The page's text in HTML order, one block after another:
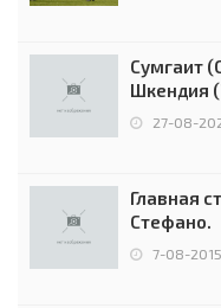
Сумгаит
Шкендия
0:2 (0:0)
27-08-
Главная
Стефано.
7-08-